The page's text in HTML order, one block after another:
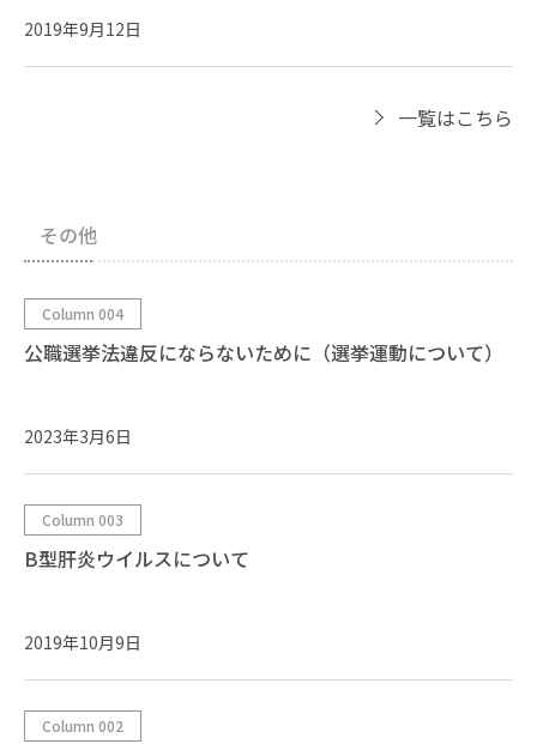
2019年9月12日
一覧はこちら
その他
Column 004
公職選挙法違反にならないために（選挙運動について）
2023年3月6日
Column 003
B型肝炎ウイルスについて
2019年10月9日
Column 002